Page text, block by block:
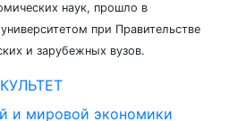
наук, прошло в
при Правительстве
и зарубежных вузов.
и мировой экономики